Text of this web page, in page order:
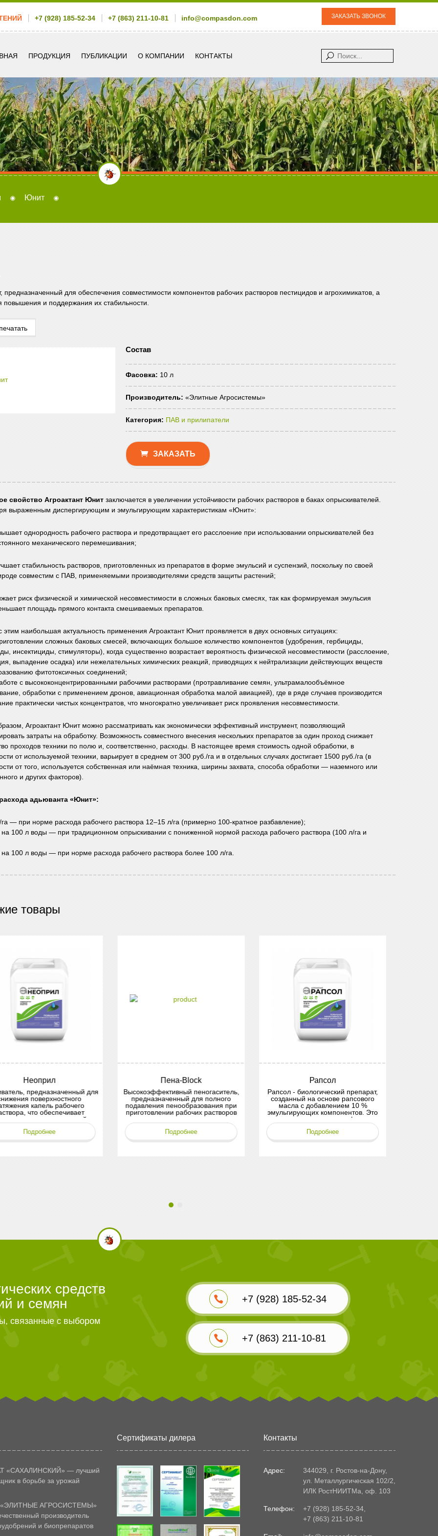
+7 (928) 185-52-34 +7 (863) 211-10-81 info@compasdon.com ЗАКАЗАТЬ ЗВОНОК
ПРОДУКЦИЯ ПУБЛИКАЦИИ О КОМПАНИИ КОНТАКТЫ Поиск...
Юнит
предназначенный для обеспечения совместимости компонентов рабочих растворов пестицидов и агрохимикатов, а
повышения и поддержания их стабильности.
Состав
Фасовка: 10 л
Производитель: «Элитные Агросистемы»
Категория: ПАВ и прилипатели
ЗАКАЗАТЬ
свойство Агроактант Юнит заключается в увеличении устойчивости рабочих растворов в баках опрыскивателей.
выраженным диспергирующим и эмульгирующим характеристикам «Юнит»:
однородность рабочего раствора и предотвращает его расслоение при использовании опрыскивателей без
механического перемешивания;
стабильность растворов, приготовленных из препаратов в форме эмульсий и суспензий, поскольку по своей
совместим с ПАВ, применяемыми производителями средств защиты растений;
риск физической и химической несовместимости в сложных баковых смесях, так как формируемая эмульсия
площадь прямого контакта смешиваемых препаратов.
этим наибольшая актуальность применения Агроактант Юнит проявляется в двух основных ситуациях:
сложных баковых смесей, включающих большое количество компонентов (удобрения, гербициды,
инсектициды, стимуляторы), когда существенно возрастает вероятность физической несовместимости (расслоение,
выпадение осадка) или нежелательных химических реакций, приводящих к нейтрализации действующих веществ
фитотоксичных соединений;
с высококонцентрированными рабочими растворами (протравливание семян, ультрамалообъёмное
обработки с применением дронов, авиационная обработка малой авиацией), где в ряде случаев производится
практически чистых концентратов, что многократно увеличивает риск проявления несовместимости.
Агроактант Юнит можно рассматривать как экономически эффективный инструмент, позволяющий
затраты на обработку. Возможность совместного внесения нескольких препаратов за один проход снижает
проходов техники по полю и, соответственно, расходы. В настоящее время стоимость одной обработки, в
от используемой техники, варьирует в среднем от 300 руб./га и в отдельных случаях достигает 1500 руб./га (в
от того, используется собственная или наёмная техника, ширины захвата, способа обработки — наземного или
и других факторов).
адьюванта «Юнит»:
— при норме расхода рабочего раствора 12–15 л/га (примерно 100-кратное разбавление);
100 л воды — при традиционном опрыскивании с пониженной нормой расхода рабочего раствора (100 л/га и
100 л воды — при норме расхода рабочего раствора более 100 л/га.
товары
Неоприл
предназначенный для
поверхностного
капель рабочего
что обеспечивает
равномерной
плёнки на поверхности
листьев.
Подробнее
Пена-Block
Высокоэффективный пеногаситель,
предназначенный для полного
подавления пенообразования при
приготовлении рабочих растворов
Подробнее
Рапсол
Рапсол - биологический препарат,
созданный на основе рапсового
масла с добавлением 10 %
эмульгирующих компонентов. Это
универсальное средство формата
«3 в 1», которое благодаря
сбалансированному составу
одновременно выполняет функции
Подробнее
средств
и семян
связанные с выбором
+7 (928) 185-52-34
+7 (863) 211-10-81
«САХАЛИНСКИЙ» — лучший
в борьбе за урожай
АГРОСИСТЕМЫ»
производитель
и биопрепаратов
Сертификаты дилера Контакты
Адрес:
344029, г. Ростов-на-Дону,
ул. Металлургическая 102/2,
ИЛК РостНИИТМа, оф. 103
Телефон: +7 (928) 185-52-34
+7 (863) 211-10-81